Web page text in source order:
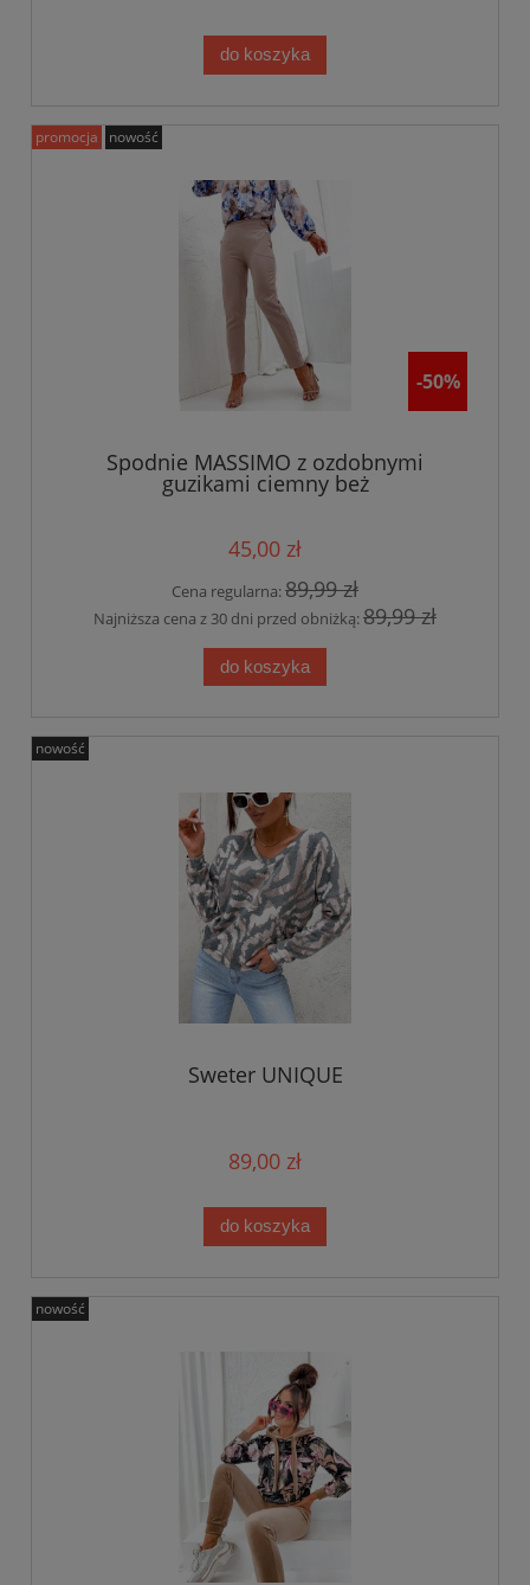
do koszyka
-50%
Spodnie MASSIMO z ozdobnymi
guzikami ciemny beż
45,00 zł
Cena regularna:89,99 zł
Najniższa cena z 30 dni przed obniżką:89,99 zł
do koszyka
promocja nowość
Sweter UNIQUE
89,00 zł
do koszyka
nowość
nowość